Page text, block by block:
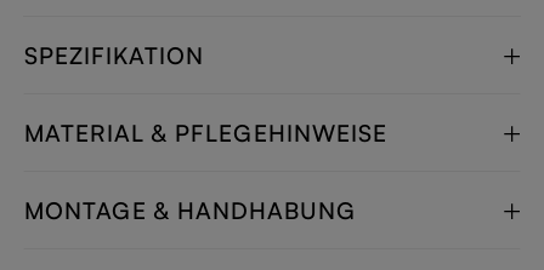
SPEZIFIKATION
MATERIAL & PFLEGEHINWEISE
MONTAGE & HANDHABUNG